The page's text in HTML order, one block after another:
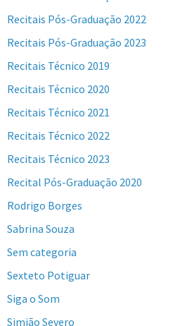
Recitais Pós-Graduação 2022
Recitais Pós-Graduação 2023
Recitais Técnico 2019
Recitais Técnico 2020
Recitais Técnico 2021
Recitais Técnico 2022
Recitais Técnico 2023
Recital Pós-Graduação 2020
Rodrigo Borges
Sabrina Souza
Sem categoria
Sexteto Potiguar
Siga o Som
Simião Severo